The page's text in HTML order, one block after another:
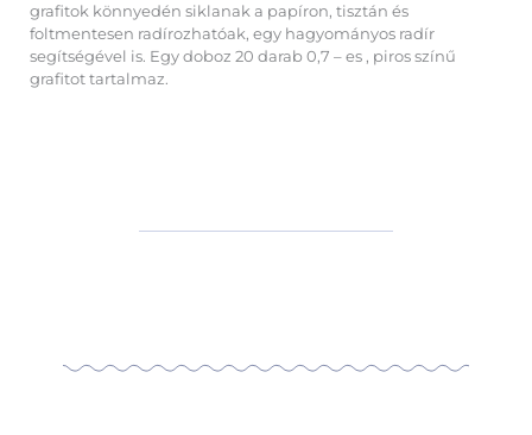
grafitok könnyedén siklanak a papíron, tisztán és
foltmentesen radírozhatóak, egy hagyományos radír
segítségével is. Egy doboz 20 darab 0,7 – es , piros színű
grafitot tartalmaz.